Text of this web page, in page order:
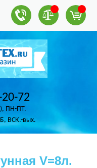
72
ПН-ПТ.
ВСК.-вых.
V=8л.